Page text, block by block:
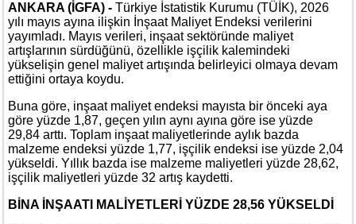
ANKARA (İGFA) - Türkiye İstatistik Kurumu (TÜİK), 2026
yılı mayıs ayına ilişkin İnşaat Maliyet Endeksi verilerini
yayımladı. Mayıs verileri, inşaat sektöründe maliyet
artışlarının sürdüğünü, özellikle işçilik kalemindeki
yükselişin genel maliyet artışında belirleyici olmaya devam
ettiğini ortaya koydu.
Buna göre, inşaat maliyet endeksi mayısta bir önceki aya
göre yüzde 1,87, geçen yılın aynı ayına göre ise yüzde
29,84 arttı. Toplam inşaat maliyetlerinde aylık bazda
malzeme endeksi yüzde 1,77, işçilik endeksi ise yüzde 2,04
yükseldi. Yıllık bazda ise malzeme maliyetleri yüzde 28,62,
işçilik maliyetleri yüzde 32 artış kaydetti.
BİNA İNŞAATI MALİYETLERİ YÜZDE 28,56 YÜKSELDİ